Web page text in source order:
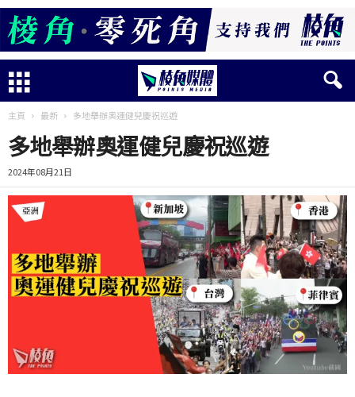
主頁 最新 多地舉辦奧運健兒慶祝巡遊
多地舉辦奧運健兒慶祝巡遊
2024年08月21日